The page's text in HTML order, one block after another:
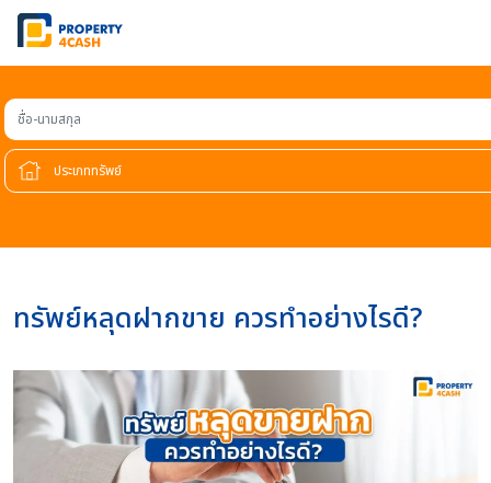
ชื่อ-นามสกุล
ทรัพย์หลุดฝากขาย ควรทำอย่างไรดี?